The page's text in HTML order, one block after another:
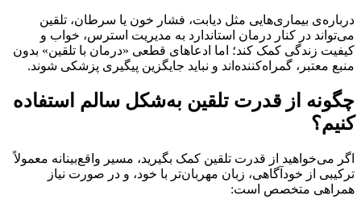
درباره‌ی بیماری‌هایی مثل دیابت، فشار خون یا سرطان، تلقین
می‌تواند در کنار درمان استاندارد به مدیریت استرس، خواب و
کیفیت زندگی کمک کند؛ اما ادعاهای قطعی «درمان با تلقین» بدون
منبع معتبر، گمراه‌کننده‌اند و نباید جایگزین پیگیری پزشکی شوند.
چگونه از قدرت تلقین به‌شکل سالم استفاده
کنیم؟
اگر می‌خواهید از قدرت تلقین کمک بگیرید، مسیر واقع‌بینانه معمولاً
ترکیبی از خودآگاهی، زبان مهربان‌تر با خود، و در صورت نیاز
همراهی متخصص است: